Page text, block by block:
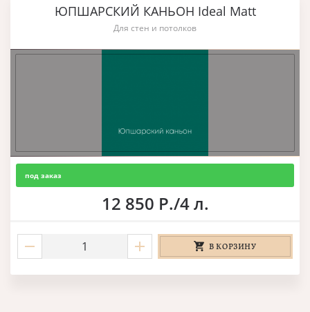
ЮПШАРСКИЙ КАНЬОН Ideal Matt
Для стен и потолков
под заказ
12 850 Р./4 л.
В КОРЗИНУ